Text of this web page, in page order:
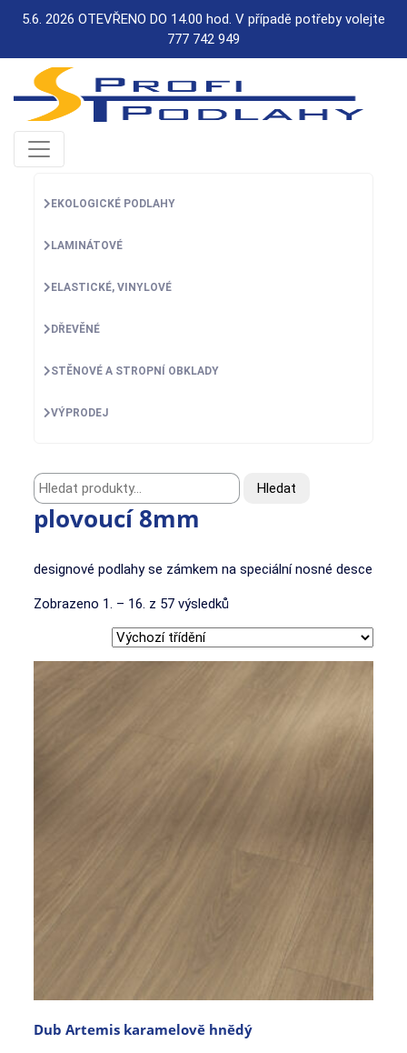
5.6. 2026 OTEVŘENO DO 14.00 hod. V případě potřeby volejte
777 742 949
EKOLOGICKÉ PODLAHY
LAMINÁTOVÉ
ELASTICKÉ, VINYLOVÉ
DŘEVĚNÉ
STĚNOVÉ A STROPNÍ OBKLADY
VÝPRODEJ
Hledat: Hledat
plovoucí 8mm
designové podlahy se zámkem na speciální nosné desce
Zobrazeno 1. – 16. z 57 výsledků
Dub Artemis karamelově hnědý